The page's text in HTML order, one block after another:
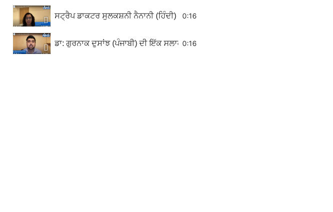
ਸਟ੍ਰੈਪ ਡਾਕਟਰ ਸੁਲਕਸ਼ਨੀ ਨੈਨਾਨੀ (ਹਿੰਦੀ) ਦੀ ਸਲਾਹ
0:16
ਡਾ: ਗੁਰਨਾਕ ਦੁਸਾਂਝ (ਪੰਜਾਬੀ) ਦੀ ਇੱਕ ਸਲਾਹ 0:16